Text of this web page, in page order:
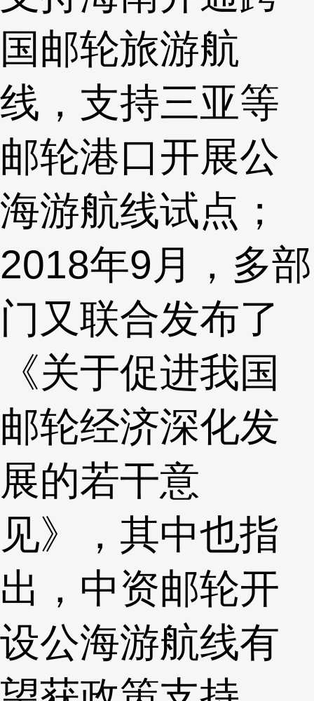
国邮轮旅游航
线，支持三亚等
邮轮港口开展公
海游航线试点；
2018年9月，多部
门又联合发布了
《关于促进我国
邮轮经济深化发
展的若干意
见》，其中也指
出，中资邮轮开
设公海游航线有